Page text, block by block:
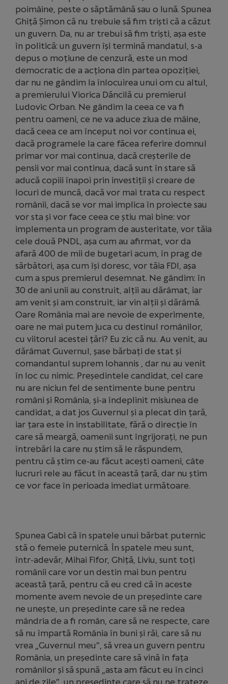
poimâine, peste o săptămână sau o lună. Spunea
Ghiță Șimon că nu trebuie să fim triști că a căzut
un guvern. Da, nu ar trebui să fim triști, așa este
în politică: un guvern își termină mandatul, s-a
depus o moțiune de cenzură, este un mod
democratic de a acționa din partea opoziției,
dar nu ne gândim la înlocuirea unui om cu altul,
a premierului Viorica Dăncilă cu premierul
Ludovic Orban. Ne gândim la ceea ce va fi
pentru oameni, ce ne va aduce ziua de mâine,
dacă ceea ce am început noi vor continua ei,
dacă programele la care făcea referire domnul
primar vor mai continua, dacă creșterile de
pensii vor mai continua, dacă sunt în stare să
aducă copiii înapoi prin investiții și creare de
locuri de muncă, dacă vor mai trata cu respect
românii, dacă se vor mai implica în proiecte sau
vor sta și vor face ceea ce știu mai bine: vor
implementa un program de austeritate, vor tăia
cele două PNDL, așa cum au afirmat, vor da
afară 400 de mii de bugetari acum, în prag de
sărbători, așa cum își doresc, vor tăia FDI, așa
cum a spus premierul desemnat. Ne gândim: în
30 de ani unii au construit, alții au dărâmat, iar
am venit și am construit, iar vin alții și dărâmă.
Oare România mai are nevoie de experimente,
oare ne mai putem juca cu destinul românilor,
cu viitorul acestei țări? Eu zic că nu. Au venit, au
dărâmat Guvernul, șase bărbați de stat și
comandantul suprem Iohannis , dar nu au venit
în loc cu nimic. Președintele candidat, cel care
nu are niciun fel de sentimente bune pentru
români și România, și-a îndeplinit misiunea de
candidat, a dat jos Guvernul și a plecat din țară,
iar țara este în instabilitate, fără o direcție în
care să meargă, oamenii sunt îngrijorați, ne pun
întrebări la care nu știm să le răspundem,
pentru că știm ce-au făcut acești oameni, câte
lucruri rele au făcut în această țară, dar nu știm
ce vor face în perioada imediat următoare.
Spunea Gabi că în spatele unui bărbat puternic
stă o femeie puternică. În spatele meu sunt,
într-adevăr, Mihai Fifor, Ghiță, Liviu, sunt toți
românii care vor un destin mai bun pentru
această țară, pentru că eu cred că în aceste
momente avem nevoie de un președinte care
ne unește, un președinte care să ne redea
mândria de a fi român, care să ne respecte, care
să nu împartă România în buni și răi, care să nu
vrea „Guvernul meu”, să vrea un guvern pentru
România, un președinte care să vină în fața
românilor și să spună „asta am făcut eu în cinci
ani de zile”, un președinte care să nu ne trateze